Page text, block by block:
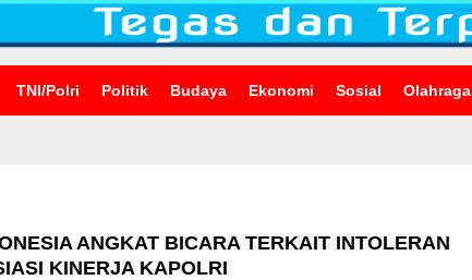
TNI/Polri Politik Budaya Ekonomi Sosial Olahraga
ANGKAT BICARA TERKAIT INTOLERAN
KINERJA KAPOLRI